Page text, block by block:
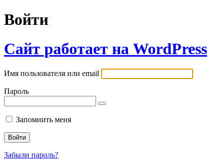
Войти
Сайт работает на WordPress
Имя пользователя или email
Пароль
Запомнить меня
Забыли пароль?